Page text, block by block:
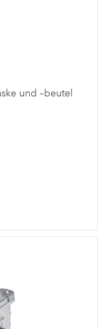
und –beutel